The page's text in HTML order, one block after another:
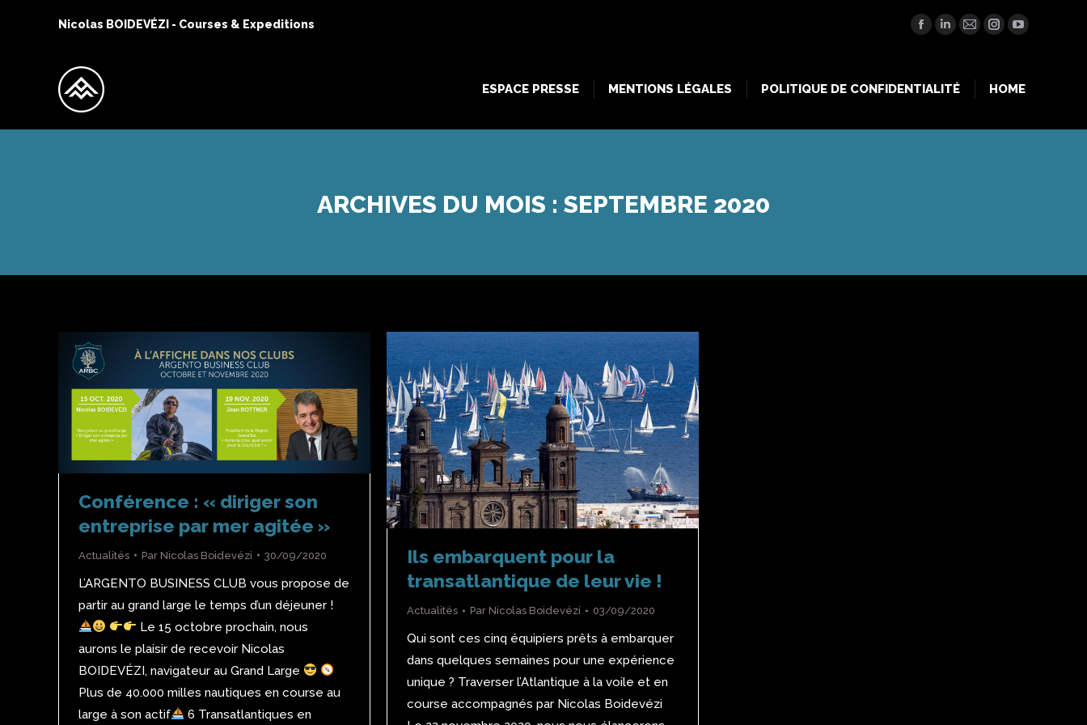
Nicolas BOIDEVÉZI - Courses & Expeditions
Facebook
LinkedIn
MailInstagram
YouTube
ESPACE PRESSE MENTIONS LÉGALES POLITIQUE DE CONFIDENTIALITÉ HOME
ARCHIVES DU MOIS : SEPTEMBRE 2020
Conférence : « diriger son
entreprise par mer agitée »
Actualités Par Nicolas Boidevézi 30/09/2020
L’ARGENTO BUSINESS CLUB vous propose de
partir au grand large le temps d’un déjeuner !
Le 15 octobre prochain, nous
aurons le plaisir de recevoir Nicolas
BOIDEVÉZI, navigateur au Grand Large
Plus de 40.000 milles nautiques en course au
large à son actif
6 Transatlantiques en
Ils embarquent pour la
transatlantique de leur vie !
Actualités Par Nicolas Boidevézi 03/09/2020
Qui sont ces cinq équipiers prêts à embarquer
dans quelques semaines pour une expérience
unique ? Traverser l’Atlantique à la voile et en
course accompagnés par Nicolas Boidevézi